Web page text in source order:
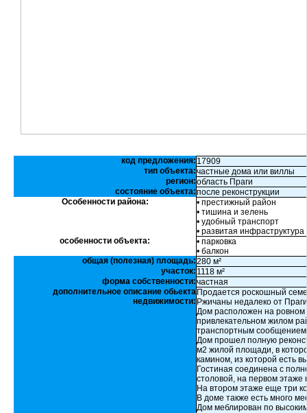
код предложения: 17909
тип объекта:частные дома или виллы
регион:область Праги
состояние объекта:после реконструкции
Особенности района:
• престижный район
• тишина и зелень
• удобный транспорт
• развитая инфраструктура
особенности объекта:
• парковка
• балкон
общая (полезная) площадь:280 м²
участок: 1118 м²
форма собственности:частная
дополнительное описание обьекта
недвижимости:
Продается роскошный
Ржичаны недалеко от
Дом расположен на
привлекательном жилом
транспортным
Дом прошел полную
м2 жилой площади, в
камином, из которой есть
Гостиная соединена с
столовой, на первом
На втором этаже еще три
В доме также есть много
Дом меблирован по